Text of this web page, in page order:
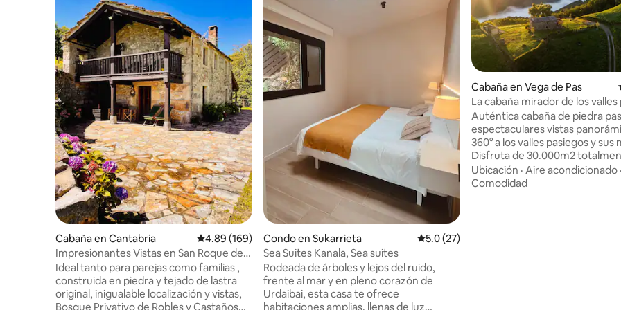
Cabaña en Cantabria Calificación promedio: 4.89 de 5, 169 reseñas
4.89 (169)
Impresionantes Vistas en San Roque de
Riomiera
Ideal tanto para parejas como familias ,
construida en piedra y tejado de lastra
original, inigualable localización y vistas,
Bosque Privativo de Robles y Castaños
Condo en Sukarrieta Calificación promedio: 5.0 de 5, 27 reseñas
5.0 (27)
Sea Suites Kanala, Sea suites
Rodeada de árboles y lejos del ruido,
frente al mar y en pleno corazón de
Urdaibai, esta casa te ofrece
habitaciones amplias, llenas de luz
Cabaña en Vega de Pas
La cabaña mirador de los valles
Auténtica cabaña de piedra
espectaculares vistas
360° a los valles pasiegos y sus
Disfruta de 30.000m2
vallados con caminos y
para pasear, bosque autóctono
Ubicación · Aire acondicionado ·
Comodidad